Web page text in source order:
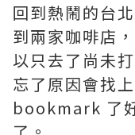
回到熱鬧的台
到兩家咖啡店
以只去了尚未
忘了原因會找
bookmark 了